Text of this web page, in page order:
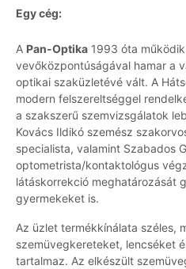
Egy cég:
A Pan-Optika 1993 óta
vevőközpontúságával hamar a
optikai szaküzletévé vált. A
modern felszereltséggel
a szakszerű szemvizsgálatok
Kovács Ildikó szemész
specialista, valamint Szabados
optometrista/kontaktológus
látáskorrekció meghatározását
gyermekeket is.
Az üzlet termékkínálata széles,
szemüvegkereteket, lencséket
tartalmaz. Az elkészült